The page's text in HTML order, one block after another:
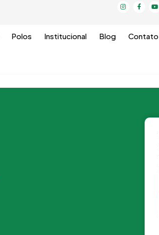
I
n
F
a
o
o
e
Polos Institucional Blog Contato